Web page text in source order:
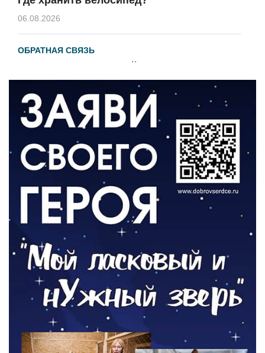
06.08.2026
ОБРАТНАЯ СВЯЗЬ
Администрация онлайн
ВЛАСТЬ
День памяти и «Симфония народов»
06.08.2026
Новый настил на экотропе
05.08.2026